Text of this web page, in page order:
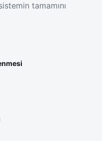
tamamını